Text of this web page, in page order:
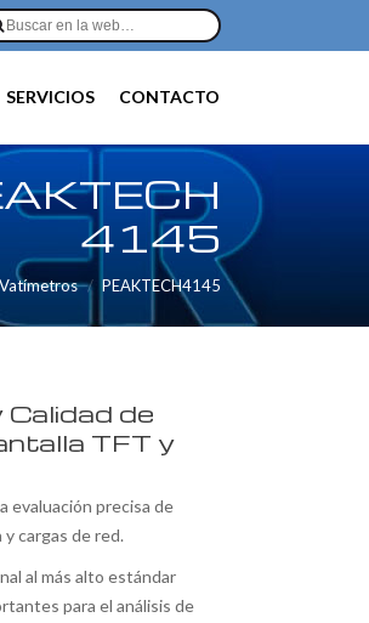
SERVICIOS CONTACTO
4145
PEAKTECH4145
de
TFT y
evaluación precisa de
cargas de red.
al más alto estándar
para el análisis de